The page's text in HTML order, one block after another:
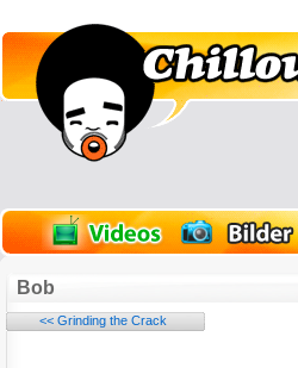
Bob
<< Grinding the Crack